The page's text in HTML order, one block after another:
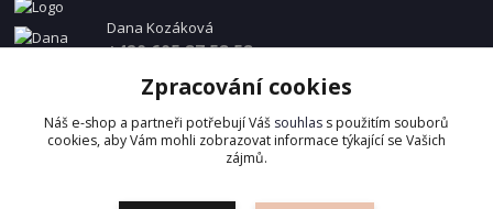
Dana Kozáková
+420 605 87 58 58
info@danakozakova.cz
Zpracování cookies
Náš e-shop a partneři potřebují Váš souhlas s použitím souborů
cookies, aby Vám mohli zobrazovat informace týkající se Vašich
zájmů.